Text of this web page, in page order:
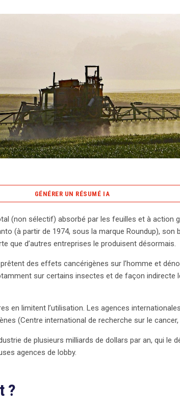
GÉNÉRER UN RÉSUMÉ IA
est au cœur d’une tempête médiatique.
la marque Roundup, son brevet a expiré en
des interdictions ou des restrictions dans
un fichier secret géré par Monsanto, recensant
des chercheurs, classés selon leur proximité avec
de lobbying, soulève des questions éthiques et
GDPR. Les données personnelles, supposées
notation, pourrait violer des droits fondamentaux
Les enjeux sont cruciaux : les entreprises
l’importance de respecter les réglementations en
(non sélectif) absorbé par les feuilles et à action
(à partir de 1974, sous la marque Roundup), son
que d’autres entreprises le produisent désormais.
des effets cancérigènes sur l’homme et
sur certains insectes et de façon indirecte
en limitent l’utilisation. Les agences
(Centre international de recherche sur le cancer,
de plusieurs milliards de dollars par an, qui le
agences de lobby.
?